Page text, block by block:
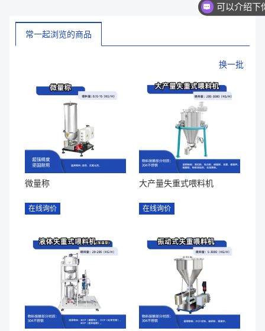
常一起浏览的商品
换一批
微量称
在线询价
大产量失重式喂料机
在线询价